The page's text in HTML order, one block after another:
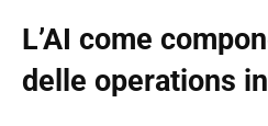
L’AI come
delle operations